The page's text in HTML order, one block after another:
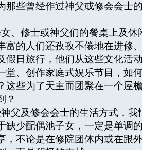
那些曾经作过神父或修会会士
、修士或神父们的餐桌上及休
富的人们还孜孜不倦地在进修
假日旅行，他们从这些文化活
堂、创作家庭式娱乐节目，如
这些为了天主而团聚在一个屋
？
父及修会会士的生活方式，我
缺少配偶池子女，一定是单调
，不论是在修院团体内或在跟